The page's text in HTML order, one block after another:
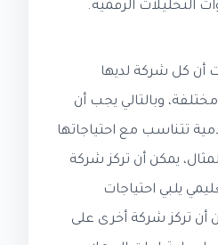
التحليلات الرقمية.
أن كل شركة لديها
وبالتالي يجب أن
تتناسب مع احتياجاتها
يمكن أن تركز شركة
يلبي احتياجات
أن تركز شركة أخرى على